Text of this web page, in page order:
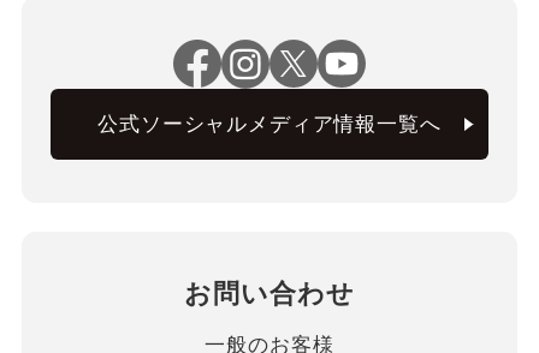
公式ソーシャルメディア情報一覧へ
お問い合わせ
一般のお客様